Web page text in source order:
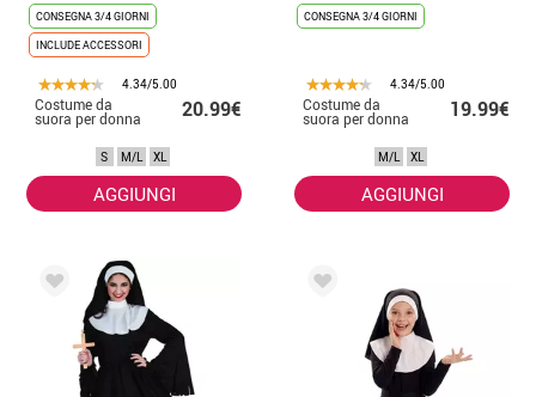
CONSEGNA 3/4 GIORNI
INCLUDE ACCESSORI
4.34/5.00
Costume da
suora per donna 20.99€
S M/L XL
AGGIUNGI
CONSEGNA 3/4 GIORNI
4.34/5.00
Costume da
suora per donna 19.99€
M/L XL
AGGIUNGI